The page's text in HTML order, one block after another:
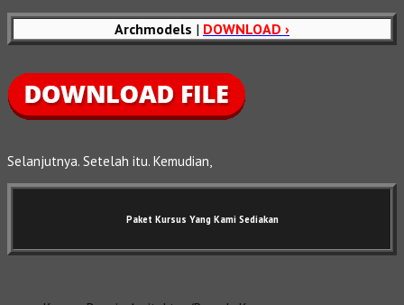
Archmodels | DOWNLOAD ›
Selanjutnya. Setelah itu. Kemudian,
Paket Kursus Yang Kami Sediakan